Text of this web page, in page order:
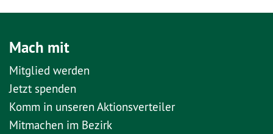
Mach mit
Mitglied werden
Jetzt spenden
Komm in unseren Aktionsverteiler
Mitmachen im Bezirk